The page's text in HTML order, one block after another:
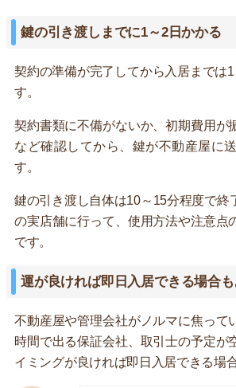
鍵の引き渡しまでに1～2日かかる
契約の準備が完了してから入居までは
す。
契約書類に不備がないか、初期費用が
など確認してから、鍵が不動産屋に
す。
鍵の引き渡し自体は10～15分程度で終
の実店舗に行って、使用方法や注意点
です。
運が良ければ即日入居できる場合
不動産屋や管理会社がノルマに焦って
時間で出る保証会社、取引士の予定が
イミングが良ければ即日入居できる場